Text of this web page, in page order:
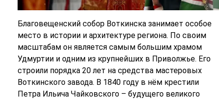
Благовещенский собор Воткинска занимает особое
место в истории и архитектуре региона. По своим
масштабам он является самым большим храмом
Удмуртии и одним из крупнейших в Приволжье. Его
строили порядка 20 лет на средства мастеровых
Воткинского завода. В 1840 году в нём крестили
Петра Ильича Чайковского – будущего великого